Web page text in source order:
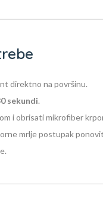
direktno na površinu.
sekundi.
i obrisati mikrofiber
mrlje postupak